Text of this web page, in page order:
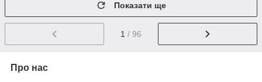
Показати ще
1 / 96
Про нас